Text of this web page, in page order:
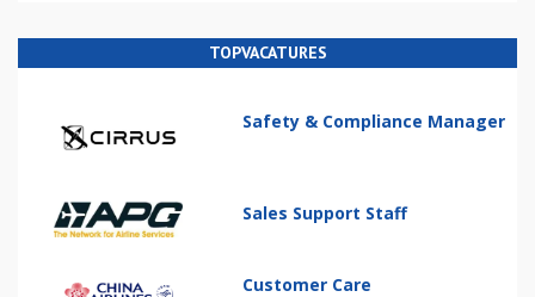
TOPVACATURES
Safety & Compliance Manager
Sales Support Staff
Customer Care